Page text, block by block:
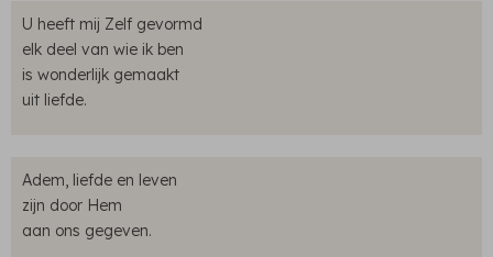
U heeft mij Zelf gevormd
elk deel van wie ik ben
is wonderlijk gemaakt
uit liefde.
Adem, liefde en leven
zijn door Hem
aan ons gegeven.